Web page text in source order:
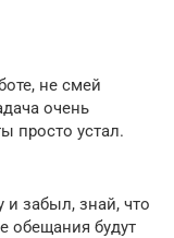
не смей
очень
просто устал.
и забыл, знай, что
обещания будут